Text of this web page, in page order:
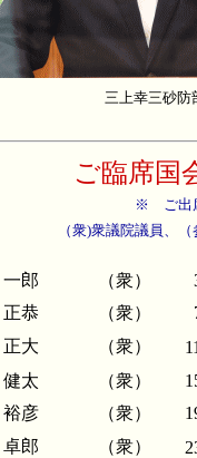
三上幸三砂防
ご臨席国
※ ご出
（衆)衆議院議員、（
郎 （衆）
恭 （衆）
大 （衆） 11
太 （衆）
彦 （衆）
郎 （衆）